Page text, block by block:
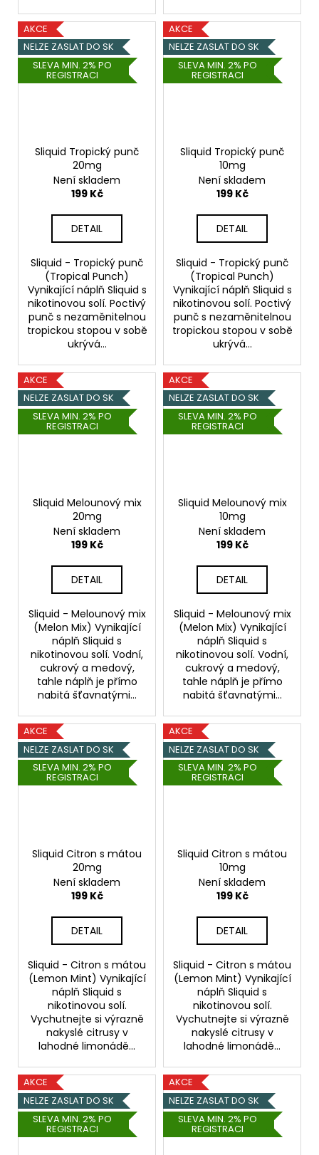
AKCE
NELZE ZASLAT DO SK
SLEVA MIN. 2% PO
REGISTRACI
Sliquid Tropický punč
20mg
Není skladem
199 Kč
DETAIL
Sliquid - Tropický punč
(Tropical Punch)
Vynikající náplň Sliquid s
nikotinovou solí. Poctivý
punč s nezaměnitelnou
tropickou stopou v sobě
ukrývá...
AKCE
NELZE ZASLAT DO SK
SLEVA MIN. 2% PO
REGISTRACI
Sliquid Tropický punč
10mg
Není skladem
199 Kč
DETAIL
Sliquid - Tropický punč
(Tropical Punch)
Vynikající náplň Sliquid s
nikotinovou solí. Poctivý
punč s nezaměnitelnou
tropickou stopou v sobě
ukrývá...
AKCE
NELZE ZASLAT DO SK
SLEVA MIN. 2% PO
REGISTRACI
Sliquid Melounový mix
20mg
Není skladem
199 Kč
DETAIL
Sliquid - Melounový mix
(Melon Mix) Vynikající
náplň Sliquid s
nikotinovou solí. Vodní,
cukrový a medový,
tahle náplň je přímo
nabitá šťavnatými...
AKCE
NELZE ZASLAT DO SK
SLEVA MIN. 2% PO
REGISTRACI
Sliquid Melounový mix
10mg
Není skladem
199 Kč
DETAIL
Sliquid - Melounový mix
(Melon Mix) Vynikající
náplň Sliquid s
nikotinovou solí. Vodní,
cukrový a medový,
tahle náplň je přímo
nabitá šťavnatými...
AKCE
NELZE ZASLAT DO SK
SLEVA MIN. 2% PO
REGISTRACI
Sliquid Citron s mátou
20mg
Není skladem
199 Kč
DETAIL
Sliquid - Citron s mátou
(Lemon Mint) Vynikající
náplň Sliquid s
nikotinovou solí.
Vychutnejte si výrazně
nakyslé citrusy v
lahodné limonádě...
AKCE
NELZE ZASLAT DO SK
SLEVA MIN. 2% PO
REGISTRACI
Sliquid Citron s mátou
10mg
Není skladem
199 Kč
DETAIL
Sliquid - Citron s mátou
(Lemon Mint) Vynikající
náplň Sliquid s
nikotinovou solí.
Vychutnejte si výrazně
nakyslé citrusy v
lahodné limonádě...
AKCE
NELZE ZASLAT DO SK
SLEVA MIN. 2% PO
REGISTRACI
AKCE
NELZE ZASLAT DO SK
SLEVA MIN. 2% PO
REGISTRACI